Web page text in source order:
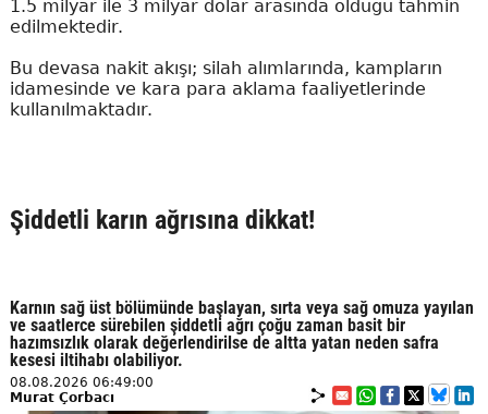
1.5 milyar ile 3 milyar dolar arasında olduğu tahmin
edilmektedir.
Bu devasa nakit akışı; silah alımlarında, kampların
idamesinde ve kara para aklama faaliyetlerinde
kullanılmaktadır.
Şiddetli karın ağrısına dikkat!
Karnın sağ üst bölümünde başlayan, sırta veya sağ omuza yayılan
ve saatlerce sürebilen şiddetli ağrı çoğu zaman basit bir
hazımsızlık olarak değerlendirilse de altta yatan neden safra
kesesi iltihabı olabiliyor.
08.08.2026 06:49:00
Murat Çorbacı